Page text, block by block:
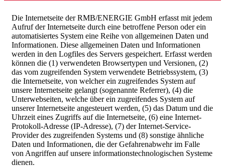
Die Internetseite der RMB/ENERGIE GmbH erfasst mit jedem
Aufruf der Internetseite durch eine betroffene Person oder ein
automatisiertes System eine Reihe von allgemeinen Daten und
Informationen. Diese allgemeinen Daten und Informationen
werden in den Logfiles des Servers gespeichert. Erfasst werden
können die (1) verwendeten Browsertypen und Versionen, (2)
das vom zugreifenden System verwendete Betriebssystem, (3)
die Internetseite, von welcher ein zugreifendes System auf
unsere Internetseite gelangt (sogenannte Referrer), (4) die
Unterwebseiten, welche über ein zugreifendes System auf
unserer Internetseite angesteuert werden, (5) das Datum und die
Uhrzeit eines Zugriffs auf die Internetseite, (6) eine Internet-
Protokoll-Adresse (IP-Adresse), (7) der Internet-Service-
Provider des zugreifenden Systems und (8) sonstige ähnliche
Daten und Informationen, die der Gefahrenabwehr im Falle
von Angriffen auf unsere informationstechnologischen Systeme
dienen.